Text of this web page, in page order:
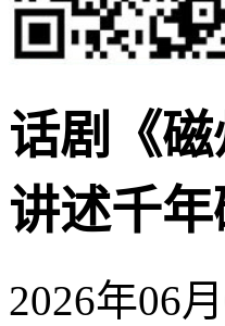
话剧《
讲述千
2026年06